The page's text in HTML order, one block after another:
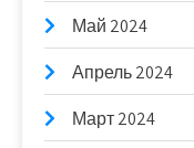
Май 2024
Апрель 2024
Март 2024